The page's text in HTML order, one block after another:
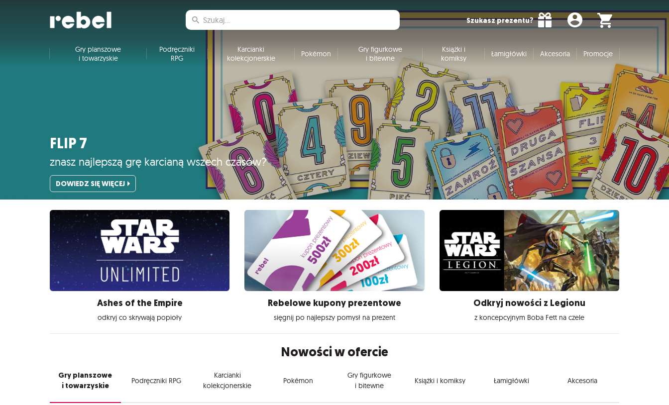
Szukasz prezentu?
Gry planszowe
i towarzyskie
Podręczniki
RPG
Karcianki
kolekcjonerskie
Pokémon
Gry figurkowe
i bitewne
Książki i
komiksy
Łamigłówki Akcesoria Promocje
FLIP 7
znasz najlepszą grę karcianą wszech czasów?
DOWIEDZ SIĘ WIĘCEJ
Ashes of the Empire
odkryj co skrywają popioły
Rebelowe kupony prezentowe
sięgnij po najlepszy pomysł na prezent
Odkryj nowości z Legionu
z koncepcyjnym Boba Fett na czele
Nowości w ofercie
Gry planszowe
i towarzyskie
Podręczniki RPG
Karcianki
kolekcjonerskie
Pokémon
Gry figurkowe
i bitewne
Książki i komiksy Łamigłówki Akcesoria